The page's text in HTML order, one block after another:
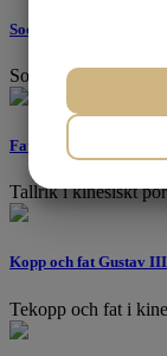
Sockerskål
Sockerskål i
Fat, Gripsholm
Tallrik i kinesiskt
Kopp och fat Gustav III
Tekopp och fat i